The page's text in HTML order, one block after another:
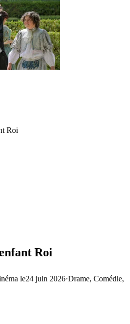
Roi
Roi
le24 juin 2026·Drame, Comédie,